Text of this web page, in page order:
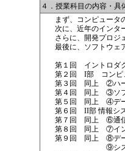
４．授業科目の内容・
まず、コンピュータ
次に、近年のインタ
さらに、開発プロジ
最後に、ソフトウェ
第１回 イントロダ
第２回 I部 コンピ
第３回 同上 ②ハ
第４回 同上 ③ソ
第５回 同上 ④デー
第６回 II部 情報シ
第７回 同上 ⑥通信
第８回 同上 ⑦イン
第９回 同上 ⑧デー
⑨システム